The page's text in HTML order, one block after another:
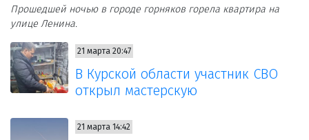
Прошедшей ночью в городе горняков горела квартира на
улице Ленина.
21 марта 20:47
В Курской области участник СВО
открыл мастерскую
21 марта 14:42